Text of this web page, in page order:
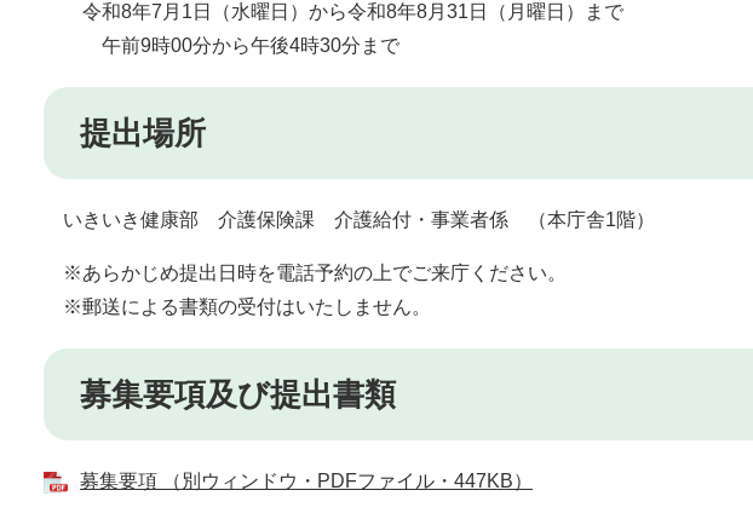
令和8年7月1日（水曜日）から令和8年8月31日（月曜日）まで
午前9時00分から午後4時30分まで
提出場所
いきいき健康部 介護保険課 介護給付・事業者係 （本庁舎1階）
※あらかじめ提出日時を電話予約の上でご来庁ください。
※郵送による書類の受付はいたしません。
募集要項及び提出書類
募集要項 （別ウィンドウ・PDFファイル・447KB）